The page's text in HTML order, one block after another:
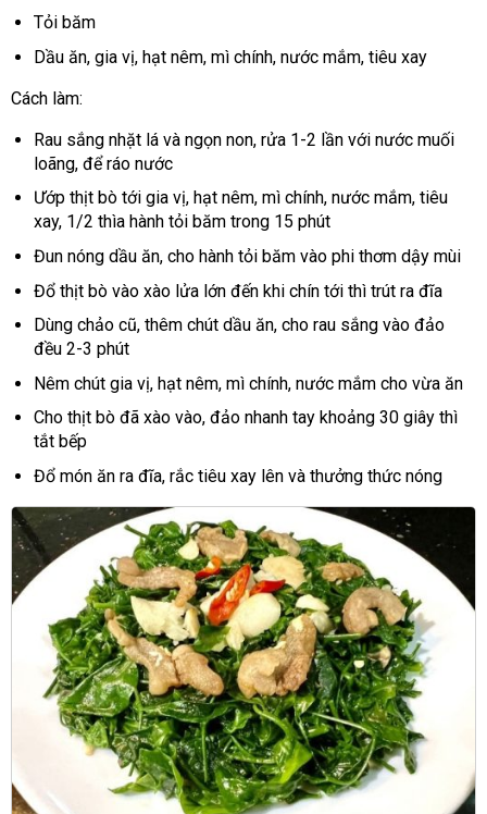
Tỏi băm
Dầu ăn, gia vị, hạt nêm, mì chính, nước mắm, tiêu xay
Cách làm:
Rau sắng nhặt lá và ngọn non, rửa 1-2 lần với nước muối
loãng, để ráo nước
Ướp thịt bò tới gia vị, hạt nêm, mì chính, nước mắm, tiêu
xay, 1/2 thìa hành tỏi băm trong 15 phút
Đun nóng dầu ăn, cho hành tỏi băm vào phi thơm dậy mùi
Đổ thịt bò vào xào lửa lớn đến khi chín tới thì trút ra đĩa
Dùng chảo cũ, thêm chút dầu ăn, cho rau sắng vào đảo
đều 2-3 phút
Nêm chút gia vị, hạt nêm, mì chính, nước mắm cho vừa ăn
Cho thịt bò đã xào vào, đảo nhanh tay khoảng 30 giây thì
tắt bếp
Đổ món ăn ra đĩa, rắc tiêu xay lên và thưởng thức nóng